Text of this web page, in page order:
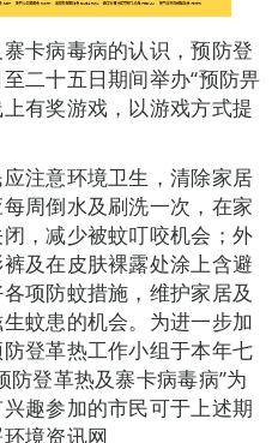
卡病毒病的认识，预防登
二十五日期间举办“预防畀
有奖游戏，以游戏方式提
注意环境卫生，清除家居
周倒水及刷洗一次，在家
，减少被蚊叮咬机会；外
及在皮肤裸露处涂上含避
项防蚊措施，维护家居及
蚊患的机会。为进一步加
登革热工作小组于本年七
防登革热及寨卡病毒病”为
趣参加的市民可于上述期
境资讯网